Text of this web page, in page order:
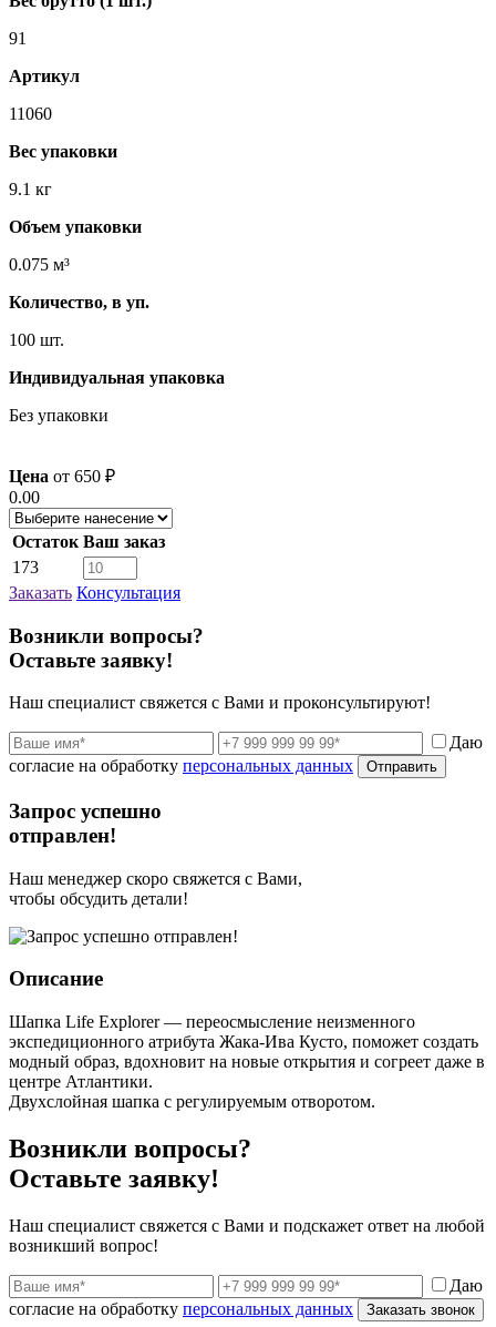
91
Артикул
11060
Вес упаковки
9.1 кг
Объем упаковки
0.075 м³
Количество, в уп.
100 шт.
Индивидуальная упаковка
Без упаковки
Цена от 650 ₽
0.00
Остаток Ваш заказ
173
Заказать Консультация
Возникли вопросы?
Оставьте заявку!
Наш специалист свяжется с Вами и проконсультируют!
Даю
согласие на обработку персональных данных Отправить
Запрос успешно
отправлен!
Наш менеджер скоро свяжется с Вами,
чтобы обсудить детали!
Описание
Шапка Life Explorer — переосмысление неизменного
экспедиционного атрибута Жака-Ива Кусто, поможет создать
модный образ, вдохновит на новые открытия и согреет даже в
центре Атлантики.
Двухслойная шапка с регулируемым отворотом.
Возникли вопросы?
Оставьте заявку!
Наш специалист свяжется с Вами и подскажет ответ на любой
возникший вопрос!
Даю
согласие на обработку персональных данных Заказать звонок